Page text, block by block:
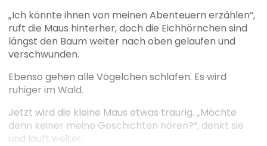
„Ich könnte ihnen von meinen Abenteuern erzählen“,
ruft die Maus hinterher, doch die Eichhörnchen sind
längst den Baum weiter nach oben gelaufen und
verschwunden.
Ebenso gehen alle Vögelchen schlafen. Es wird
ruhiger im Wald.
Jetzt wird die kleine Maus etwas traurig. „Möchte
denn keiner meine Geschichten hören?“, denkt sie
und läuft weiter.